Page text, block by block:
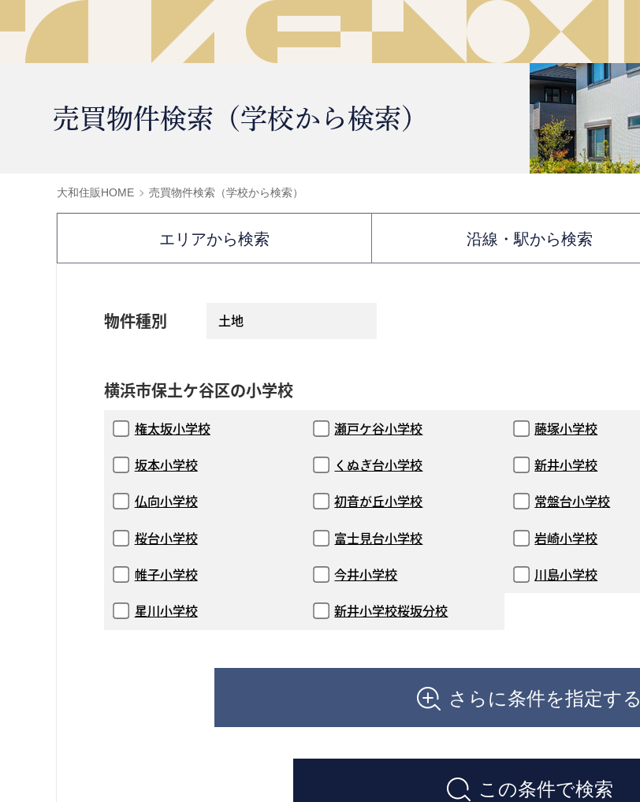
売買物件検索（学校から検索）
大和住販HOME 売買物件検索（学校から検索）
エリアから検索 沿線・駅から検索
物件種別 土地
横浜市保土ケ谷区の小学校
権太坂小学校 瀬戸ケ谷小学校 藤塚小学校
坂本小学校 くぬぎ台小学校 新井小学校
仏向小学校 初音が丘小学校 常盤台小学校
桜台小学校 富士見台小学校 岩崎小学校
帷子小学校 今井小学校 川島小学校
星川小学校 新井小学校桜坂分校
さらに条件を指定する
この条件で検索